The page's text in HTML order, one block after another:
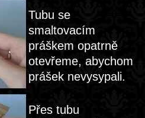
Tubu se
smaltovacím
práškem opatrně
otevřeme, abychom
prášek nevysypali.
Přes tubu